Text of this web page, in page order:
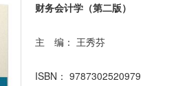
财务会计学（第二版）
主 编： 王秀芬
ISBN： 9787302520979